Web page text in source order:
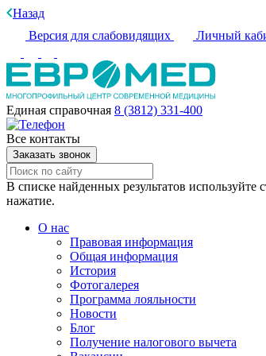
Назад
Версия для слабовидящих
Личный
Единая справочная 8 (3812) 331-400
Все контакты
Заказать звонок
В списке найденных результатов
нажатие.
О нас
Правовая информация
Общая информация
История
Фотогалерея
Программа лояльности
Новости
Блог
Получение налогового вычета